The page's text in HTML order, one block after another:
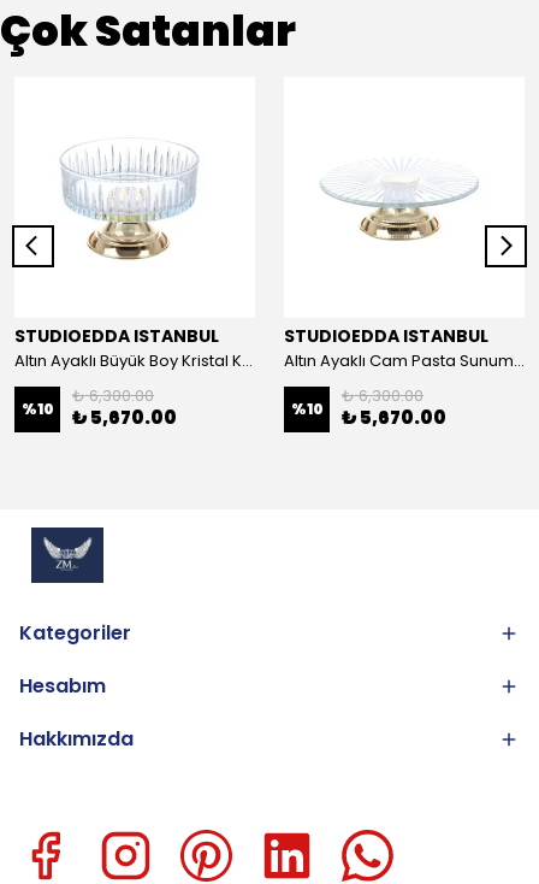
Çok Satanlar
STUDIOEDDA ISTANBUL
Altın Ayaklı Büyük Boy Kristal Kase 25cm
%10
₺ 6,300.00
₺ 5,670.00
STUDIOEDDA ISTANBUL
Altın Ayaklı Cam Pasta Sunum 30cm
%10
₺ 6,300.00
₺ 5,670.00
Kategoriler
Hesabım
Hakkımızda